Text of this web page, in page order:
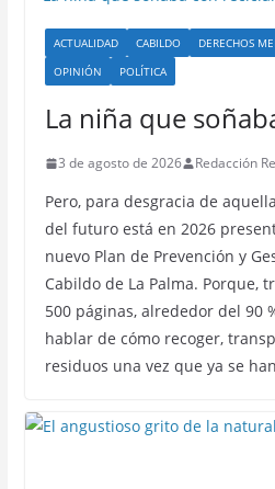
ACTUALIDAD CABILDO DERECHOS
OPINIÓN
POLÍTICA
La niña que
3 de agosto de 2026 Redacción
Pero, para desgracia de
del futuro está en 2026
nuevo Plan de Prevención y
Cabildo de La Palma. Porque,
500 páginas, alrededor del 90
hablar de cómo recoger,
residuos una vez que ya se